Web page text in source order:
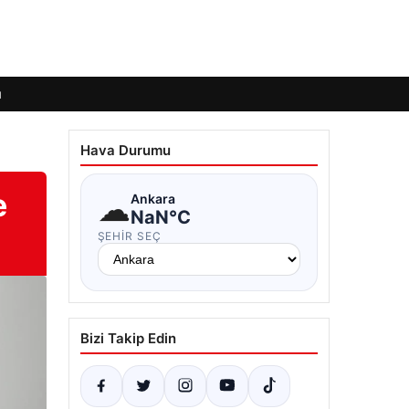
Hava Durumu
☁Ankara
NaN°C
ŞEHIR SEÇ
Bizi Takip Edin